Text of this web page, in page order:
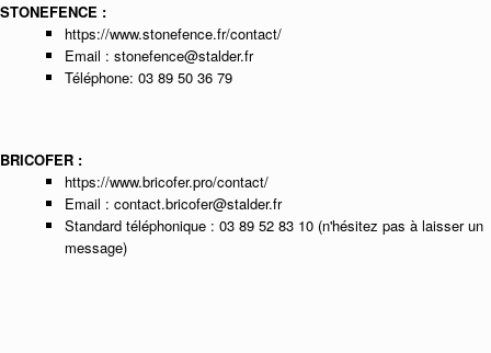
STONEFENCE :
https://www.stonefence.fr/contact/
Email : stonefence@stalder.fr
Téléphone: 03 89 50 36 79
BRICOFER :
https://www.bricofer.pro/contact/
Email : contact.bricofer@stalder.fr
Standard téléphonique : 03 89 52 83 10 (n'hésitez pas à laisser un
message)